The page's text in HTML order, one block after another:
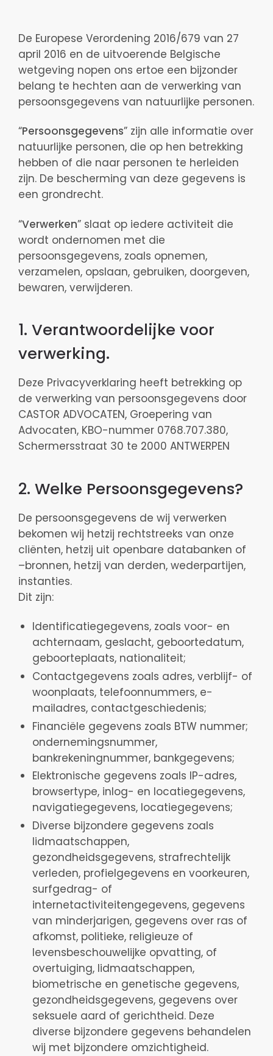
De Europese Verordening 2016/679 van 27
april 2016 en de uitvoerende Belgische
wetgeving nopen ons ertoe een bijzonder
belang te hechten aan de verwerking van
persoonsgegevens van natuurlijke personen.
“Persoonsgegevens” zijn alle informatie over
natuurlijke personen, die op hen betrekking
hebben of die naar personen te herleiden
zijn. De bescherming van deze gegevens is
een grondrecht.
“Verwerken” slaat op iedere activiteit die
wordt ondernomen met die
persoonsgegevens, zoals opnemen,
verzamelen, opslaan, gebruiken, doorgeven,
bewaren, verwijderen.
1. Verantwoordelijke voor
verwerking.
Deze Privacyverklaring heeft betrekking op
de verwerking van persoonsgegevens door
CASTOR ADVOCATEN, Groepering van
Advocaten, KBO-nummer 0768.707.380,
Schermersstraat 30 te 2000 ANTWERPEN
2. Welke Persoonsgegevens?
De persoonsgegevens de wij verwerken
bekomen wij hetzij rechtstreeks van onze
cliënten, hetzij uit openbare databanken of
–bronnen, hetzij van derden, wederpartijen,
instanties.
Dit zijn:
Identificatiegegevens, zoals voor- en
achternaam, geslacht, geboortedatum,
geboorteplaats, nationaliteit;
Contactgegevens zoals adres, verblijf- of
woonplaats, telefoonnummers, e-
mailadres, contactgeschiedenis;
Financiële gegevens zoals BTW nummer;
ondernemingsnummer,
bankrekeningnummer, bankgegevens;
Elektronische gegevens zoals IP-adres,
browsertype, inlog- en locatiegegevens,
navigatiegegevens, locatiegegevens;
Diverse bijzondere gegevens zoals
lidmaatschappen,
gezondheidsgegevens, strafrechtelijk
verleden, profielgegevens en voorkeuren,
surfgedrag- of
internetactiviteitengegevens, gegevens
van minderjarigen, gegevens over ras of
afkomst, politieke, religieuze of
levensbeschouwelijke opvatting, of
overtuiging, lidmaatschappen,
biometrische en genetische gegevens,
gezondheidsgegevens, gegevens over
seksuele aard of gerichtheid. Deze
diverse bijzondere gegevens behandelen
wij met bijzondere omzichtigheid.